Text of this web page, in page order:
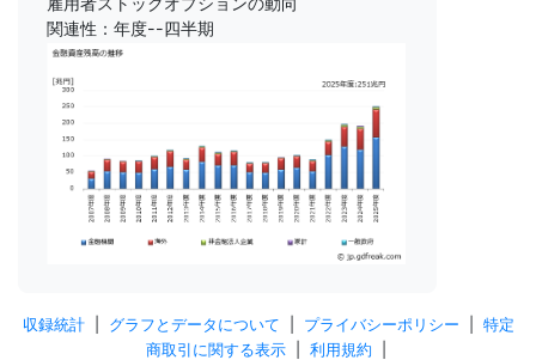
関連性：年度--四半期
収録統計| グラフとデータについて プライバシーポリシー
特定
商取引に関する表示| 利用規約